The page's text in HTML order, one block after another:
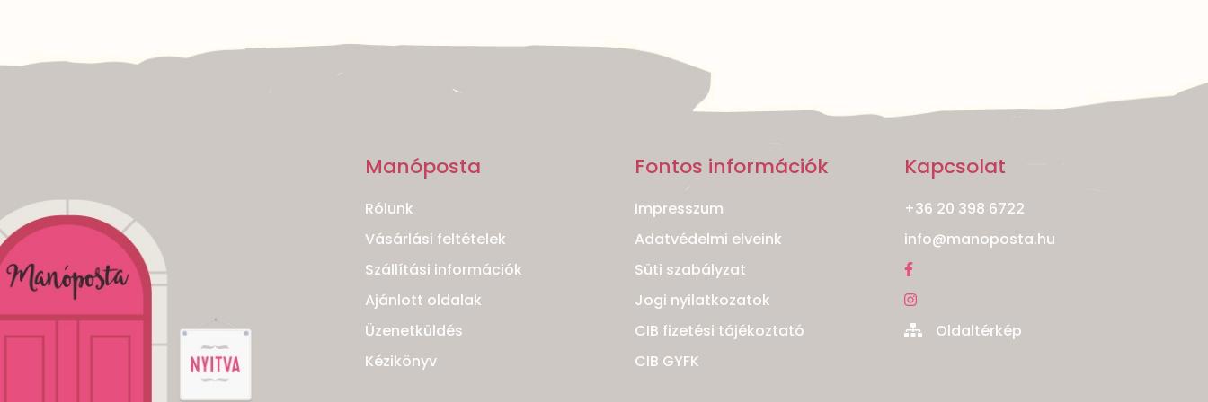
Manóposta
Rólunk
Vásárlási feltételek
Szállítási információk
Ajánlott oldalak
Üzenetküldés
Kézikönyv
Fontos információk
Impresszum
Adatvédelmi elveink
Süti szabályzat
Jogi nyilatkozatok
CIB fizetési tájékoztató
CIB GYFK
Kapcsolat
+36 20 398 6722
info@manoposta.hu
Oldaltérkép